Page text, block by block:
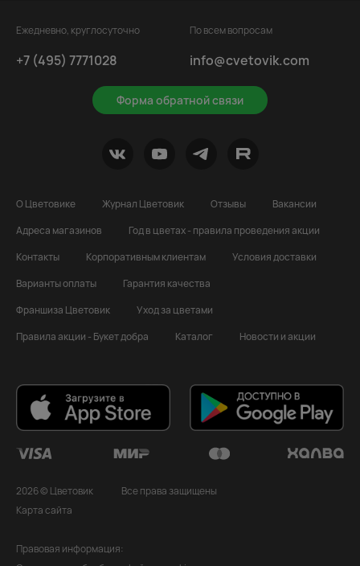
Ежедневно, круглосуточно
+7 (495) 7771028
Форма обратной связи
По всем вопросам
info@cvetovik.com
О Цветовике Журнал Цветовик Отзывы
Вакансии
Адреса магазинов
Год в цветах - правила проведения акции
Контакты
Корпоративным клиентам
Условия доставки
Варианты оплаты
Гарантия качества
Франшиза Цветовик
Уход за цветами
Правила акции - Букет добра
Каталог Новости и акции
2026 © Цветовик
Все права защищены
Карта сайта
Правовая информация: